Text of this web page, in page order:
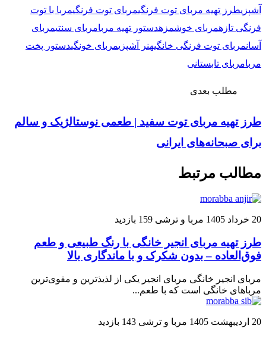
آشپزیطرز تهیه مربای توت فرنگیمربای توت‌ فرنگیمربا با توت‌
فرنگی تازهمربای خوشمزهدستور تهیه مربامربای سنتیمربای
آسانمربای توت فرنگی خانگیهنر آشپزیمربای خونگیدستور پخت
مربامربای تابستانی
مطلب بعدی
طرز تهیه مربای توت سفید | طعمی نوستالژیک و سالم
برای صبحانه‌های ایرانی
مطالب مرتبط
20 خرداد 1405 مربا و ترشی 159 بازدید
طرز تهیه مربای انجیر خانگی با رنگ طبیعی و طعم
فوق‌العاده – بدون شکرک و با ماندگاری بالا
مربای انجیر خانگی مربای انجیر یکی از لذیذترین و مقوی‌ترین
مرباهای خانگی است که با طعم...
20 اردیبهشت 1405 مربا و ترشی 143 بازدید